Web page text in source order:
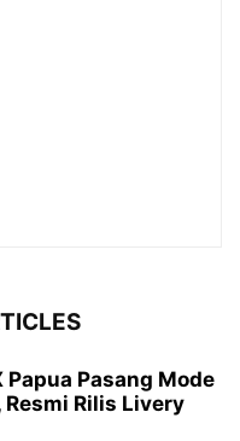
Papua Pasang Mode
Rilis Livery